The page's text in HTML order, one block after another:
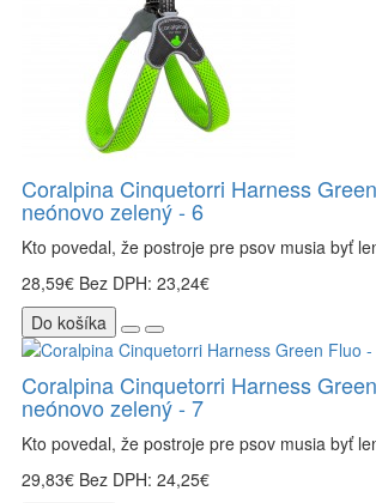
Coralpina Cinquetorri Harness
neónovo zelený - 6
Kto povedal, že postroje pre psov musia byť
28,59€ Bez DPH: 23,24€
Do košíka
Coralpina Cinquetorri Harness
neónovo zelený - 7
Kto povedal, že postroje pre psov musia byť
29,83€ Bez DPH: 24,25€